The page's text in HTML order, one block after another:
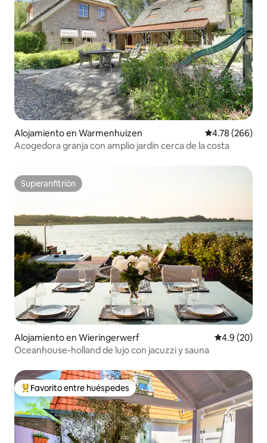
Alojamiento en Warmenhuizen Calificación
4.78 (266)
Acogedora granja con amplio jardín cerca de la costa
Superanfitrión
Superanfitrión
Alojamiento en Wieringerwerf Calificación
4.9 (20)
Oceanhouse-holland de lujo con jacuzzi y sauna
Favorito entre huéspedes preferido
Favorito entre huéspedes